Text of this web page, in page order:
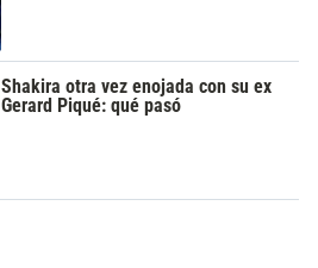
Shakira otra vez enojada con su ex
Gerard Piqué: qué pasó